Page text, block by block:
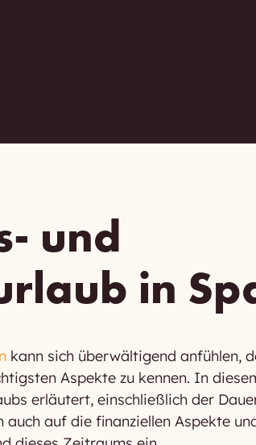
und
in
kann sich überwältigend anfühlen,
Aspekte zu kennen. In
erläutert, einschließlich der
auf die finanziellen Aspekte